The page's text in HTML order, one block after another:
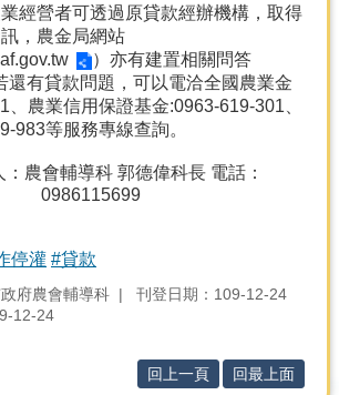
經營者可透過原貸款經辦機構，取得
，農金局網站
）亦有建置相關問答
還有貸款問題，可以電洽全國農業金
、農業信用保證基金:0963-619-301、
983等服務專線查詢。
：農會輔導科 郭德偉科長 電話：
0986115699
停灌 #貸款
府農會輔導科
刊登日期：109-12-24
12-24
回上一頁 回最上面